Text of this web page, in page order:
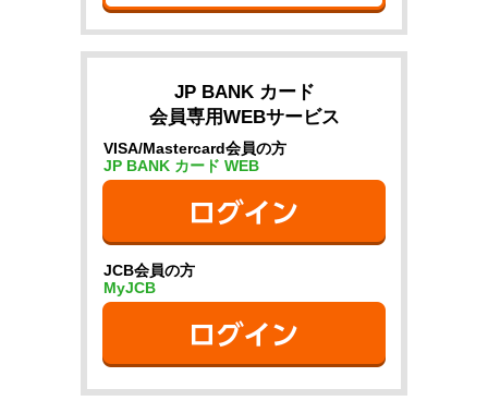
JP BANK カード
会員専用WEBサービス
VISA/Mastercard会員の方
JP BANK カード WEB
JCB会員の方
MyJCB